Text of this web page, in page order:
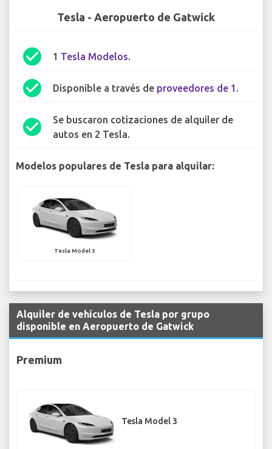
Tesla - Aeropuerto de Gatwick
check_circle 1 Tesla Modelos.
check_circle Disponible a través de proveedores de 1 .
check_circle
Se buscaron cotizaciones de alquiler de
autos en 2 Tesla.
Modelos populares de Tesla para alquilar:
Tesla Model 3
Alquiler de vehículos de Tesla por grupo
disponible en Aeropuerto de Gatwick
Premium
Tesla Model 3